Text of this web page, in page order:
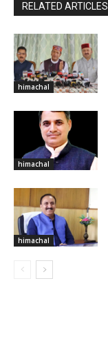
RELATED ARTICLES
himachal
himachal
himachal